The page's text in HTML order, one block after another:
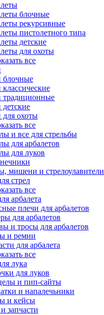
блочные
рекурсивные
пистолетного типа
детские
для охоты
все
блочные
традиционные
для охоты
все
и все для стрельбы
для арбалетов
для луков
мишени и стрелоулавители
стрел
все
арбалета
плечи для арбалетов
для арбалетов
и тросы для арбалетов
и ремни
для арбалета
все
лука
для луков
и пип-сайты
и напалечьники
и кейсы
запчасти